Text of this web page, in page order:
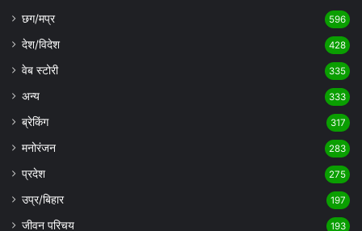
छग/मप्र 596
देश/विदेश 428
वेब स्टोरी 335
अन्य 333
ब्रेकिंग 317
मनोरंजन 283
प्रदेश 275
उप्र/बिहार 197
जीवन परिचय 193